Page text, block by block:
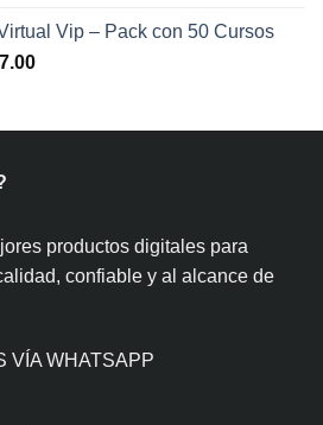
es:
$29.99.
Vip – Pack con 50 Cursos
El
es:
productos digitales para
confiable y al alcance de
VÍA WHATSAPP